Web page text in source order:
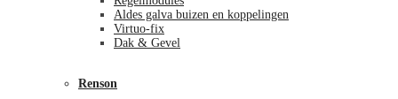
Aldes galva buizen en koppelingen
Virtuo-fix
Dak & Gevel
Renson